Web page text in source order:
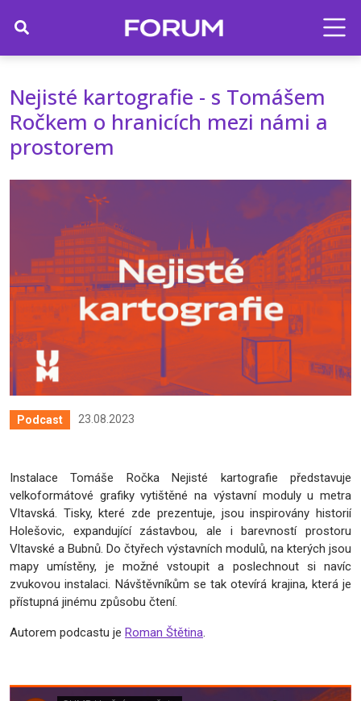
Nejisté kartografie - s Tomášem
Ročkem o hranicích mezi námi a
prostorem
Podcast 23.08.2023
Instalace Tomáše Ročka Nejisté kartografie představuje
velkoformátové grafiky vytištěné na výstavní moduly u metra
Vltavská. Tisky, které zde prezentuje, jsou inspirovány historií
Holešovic, expandující zástavbou, ale i barevností prostoru
Vltavské a Bubnů. Do čtyřech výstavních modulů, na kterých jsou
mapy umístěny, je možné vstoupit a poslechnout si navíc
zvukovou instalaci. Návštěvníkům se tak otevírá krajina, která je
přístupná jinému způsobu čtení.
Autorem podcastu je Roman Štětina.